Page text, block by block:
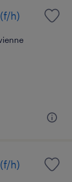
h)
h)